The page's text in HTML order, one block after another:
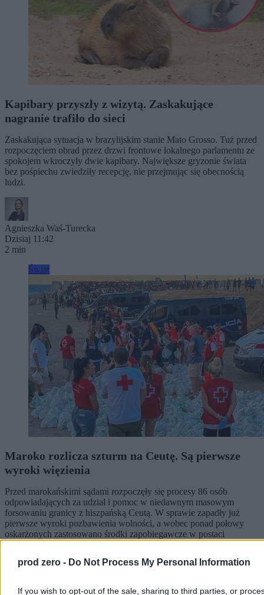
prod zero - Do Not Process My Personal Information
If you wish to opt-out of the sale, sharing to third parties, or
Kapibary przyszły z wizytą. Zaskakujące
nagranie trafiło do sieci
Zaskakująca sytuacja w brazylijskim stanie Mato Grosso. Tuż przed
rozpoczęciem obrad przez drzwi frontowe lokalnego parlamentu ze
spokojem wkroczyły dwie kapibary. Największe gryzonie świata
bez pośpiechu zwiedziły recepcję, nie przejmując się obecnością
ludzi.
Agnieszka Waś-Turecka
Dzisiaj 11:42
2 min
Maroko rozlicza szturm na Ceutę. Są pierwsze
wyroki więzienia
Przed marokańskimi sądami rozpoczęły się procesy 86 osób
odpowiadających za udział i pomoc w niedawnym masowym
forsowaniu granicy z hiszpańską Ceutą. W sprawie zapadły już
pierwsze wyroki pozbawienia wolności, a wobec ponad połowy
oskarżonych zastosowano środki zapobiegawcze w postaci
Agnieszka Waś-Turecka